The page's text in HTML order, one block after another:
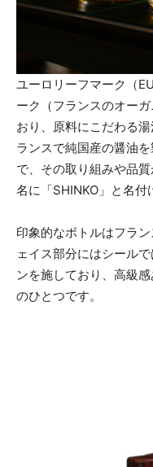
ユーロリーフマーク（
ーク（フランスのオー
おり、原料にこだわる
ランスで純国産の醤油
で、その取り組みや品
名に「SHINKO」と名付
印象的なボトルはフラ
ェイス部分にはシール
ンを施しており、高級
のひとつです。